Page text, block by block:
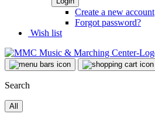
Create a new account
Forgot password?
Wish list
Search
All